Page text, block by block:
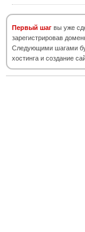
Первый шаг вы уже
зарегистрировав
Следующими шагами
хостинга и создание